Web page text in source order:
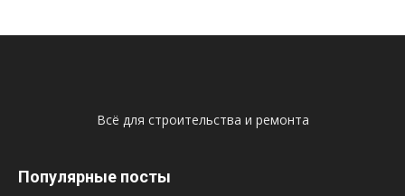
Всё для строительства и ремонта
Популярные посты